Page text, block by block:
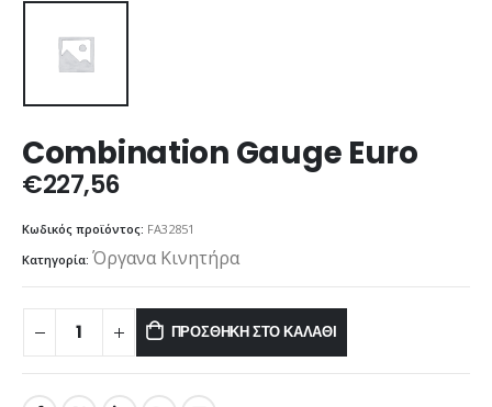
Combination Gauge Euro
€227,56
Κωδικός προϊόντος: FA32851
Κατηγορία: Όργανα Κινητήρα
ΠΡΟΣΘΉΚΗ ΣΤΟ ΚΑΛΆΘΙ